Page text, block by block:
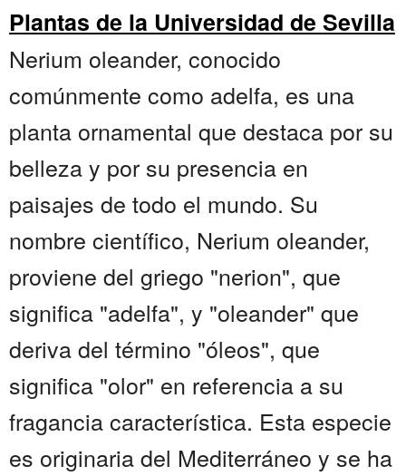
Plantas de la Universidad de Sevilla
Nerium oleander, conocido
comúnmente como adelfa, es una
planta ornamental que destaca por su
belleza y por su presencia en
paisajes de todo el mundo. Su
nombre científico, Nerium oleander,
proviene del griego "nerion", que
significa "adelfa", y "oleander" que
deriva del término "óleos", que
significa "olor" en referencia a su
fragancia característica. Esta especie
es originaria del Mediterráneo y se ha